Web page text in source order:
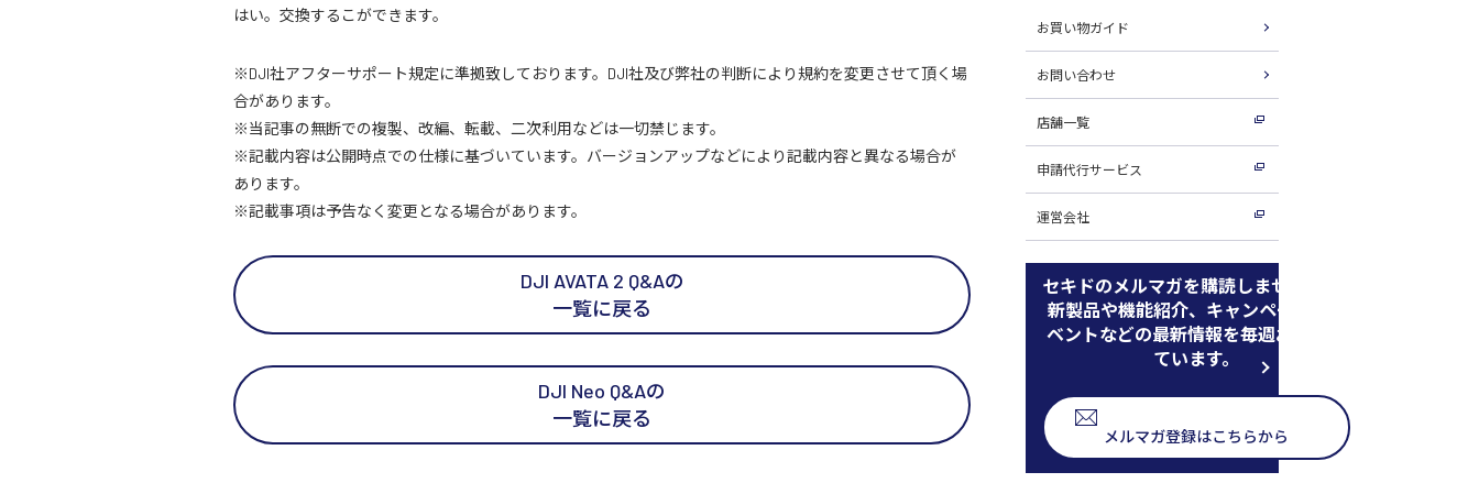
お買い物ガイド
お問い合わせ
店舗一覧
申請代行サービス
運営会社
セキドのメルマガを購読しませんか
新製品や機能紹介、キャンペーン、イ
ベントなどの最新情報を毎週お届けし
ています。
メルマガ登録はこちらから
はい。交換するこができます。
※DJI社アフターサポート規定に準拠致しております。DJI社及び弊社の判断により規約を変更させて頂く場
合があります。
※当記事の無断での複製、改編、転載、二次利用などは一切禁じます。
※記載内容は公開時点での仕様に基づいています。バージョンアップなどにより記載内容と異なる場合が
あります。
※記載事項は予告なく変更となる場合があります。
DJI AVATA 2 Q&Aの
一覧に戻る
DJI Neo Q&Aの
一覧に戻る